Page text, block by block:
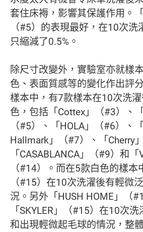
套住床褥，影響其保護作用。「
（#5）的表現最好，在10次
只縮減了0.5%。
除尺寸改變外，實驗室亦就樣
色、表面質感等的變化作出評
樣本中，有7款樣本在10次洗
色，包括「Cottex」（#3）、「
（#5）、「HOLA」（#6）、
Hallmark」（#7）、「Cherry
「CASABLANCA」（#9）和「
（#14）。而在5款白色的樣本
（#15）在10次洗濯後有輕微
況。另外「HUSH HOME」（
「SKYLER」（#15）在10次
和出現輕微起毛球的情況，整